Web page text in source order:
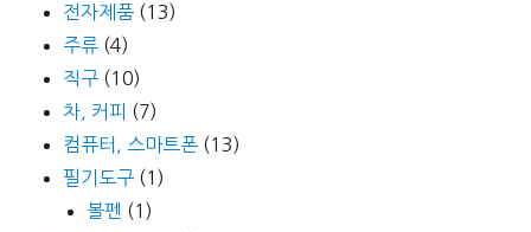
전자제품 (13)
주류 (4)
직구 (10)
차, 커피 (7)
컴퓨터, 스마트폰 (13)
필기도구 (1)
볼펜 (1)